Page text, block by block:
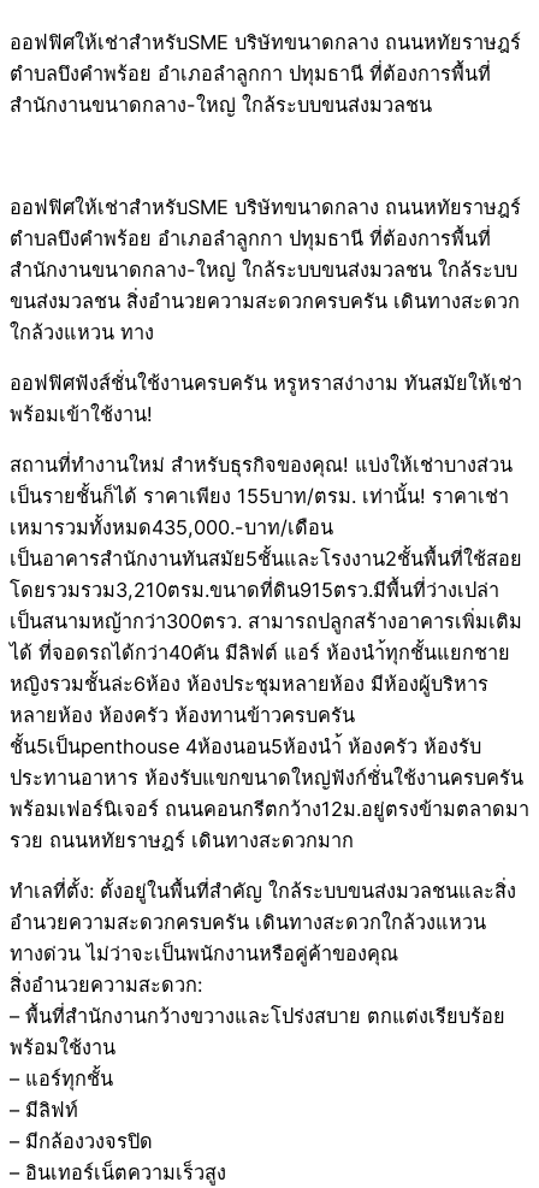
ออฟฟิศให้เช่าสำหรับSME บริษัทขนาดกลาง ถนนหทัยราษฎร์
ตำบลบึงคำพร้อย อำเภอลำลูกกา ปทุมธานี ที่ต้องการพื้นที่
สำนักงานขนาดกลาง-ใหญ่ ใกล้ระบบขนส่งมวลชน
ออฟฟิศให้เช่าสำหรับSME บริษัทขนาดกลาง ถนนหทัยราษฎร์
ตำบลบึงคำพร้อย อำเภอลำลูกกา ปทุมธานี ที่ต้องการพื้นที่
สำนักงานขนาดกลาง-ใหญ่ ใกล้ระบบขนส่งมวลชน ใกล้ระบบ
ขนส่งมวลชน สิ่งอำนวยความสะดวกครบครัน เดินทางสะดวก
ใกล้วงแหวน ทาง
ออฟฟิศฟังส์ชั่นใช้งานครบครัน หรูหราสง่างาม ทันสมัยให้เช่า
พร้อมเข้าใช้งาน!
สถานที่ทำงานใหม่ สำหรับธุรกิจของคุณ! แบ่งให้เช่าบางส่วน
เป็นรายชั้นก็ได้ ราคาเพียง 155บาท/ตรม. เท่านั้น! ราคาเช่า
เหมารวมทั้งหมด435,000.-บาท/เดือน
เป็นอาคารสำนักงานทันสมัย5ชั้นและโรงงาน2ชั้นพื้นที่ใช้สอย
โดยรวมรวม3,210ตรม.ขนาดที่ดิน915ตรว.มีพื้นที่ว่างเปล่า
เป็นสนามหญ้ากว่า300ตรว. สามารถปลูกสร้างอาคารเพิ่มเติม
ได้ ที่จอดรถได้กว่า40คัน มีลิฟต์ แอร์ ห้องนำ้ทุกชั้นแยกชาย
หญิงรวมชั้นล่ะ6ห้อง ห้องประชุมหลายห้อง มีห้องผู้บริหาร
หลายห้อง ห้องครัว ห้องทานข้าวครบครัน
ชั้น5เป็นpenthouse 4ห้องนอน5ห้องนำ้ ห้องครัว ห้องรับ
ประทานอาหาร ห้องรับแขกขนาดใหญ่ฟังก์ชั่นใช้งานครบครัน
พร้อมเฟอร์นิเจอร์ ถนนคอนกรีตกว้าง12ม.อยู่ตรงข้ามตลาดมา
รวย ถนนหทัยราษฎร์ เดินทางสะดวกมาก
ทำเลที่ตั้ง: ตั้งอยู่ในพื้นที่สำคัญ ใกล้ระบบขนส่งมวลชนและสิ่ง
อำนวยความสะดวกครบครัน เดินทางสะดวกใกล้วงแหวน
ทางด่วน ไม่ว่าจะเป็นพนักงานหรือคู่ค้าของคุณ
สิ่งอำนวยความสะดวก:
– พื้นที่สำนักงานกว้างขวางและโปร่งสบาย ตกแต่งเรียบร้อย
พร้อมใช้งาน
– แอร์ทุกชั้น
– มีลิฟท์
– มีกล้องวงจรปิด
– อินเทอร์เน็ตความเร็วสูง